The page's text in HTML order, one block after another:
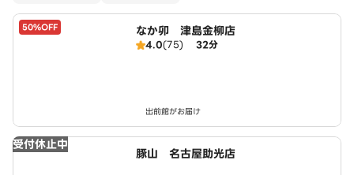
50%OFF なか卯 津島金柳店
4.0(75) 32分
出前館がお届け
受付休止中
豚山 名古屋助光店